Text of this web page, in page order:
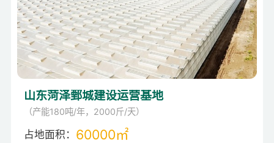
山东菏泽鄄城建设运营基地
（产能180吨/年，2000斤/天）
占地面积： 60000㎡